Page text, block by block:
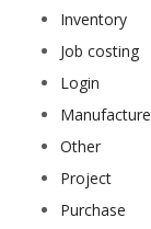
Inventory
Job costing
Login
Manufacture
Other
Project
Purchase